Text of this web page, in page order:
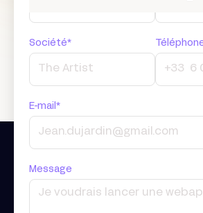
Société*
E-mail*
Message